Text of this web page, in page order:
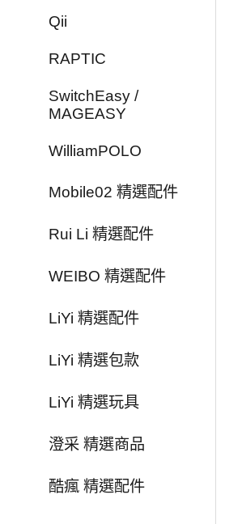
Qii
RAPTIC
SwitchEasy /
MAGEASY
WilliamPOLO
Mobile02 精選配件
Rui Li 精選配件
WEIBO 精選配件
LiYi 精選配件
LiYi 精選包款
LiYi 精選玩具
澄采 精選商品
酷瘋 精選配件